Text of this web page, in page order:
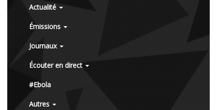
Actualité
Émissions
Journaux
Écouter en direct
#Ebola
Autres